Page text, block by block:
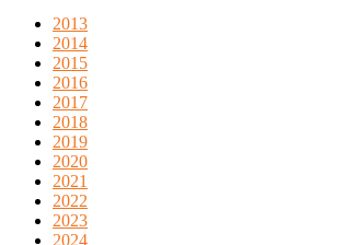
2013
2014
2015
2016
2017
2018
2019
2020
2021
2022
2023
2024